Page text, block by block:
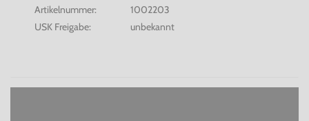
Artikelnummer:
1002203
USK Freigabe:
unbekannt